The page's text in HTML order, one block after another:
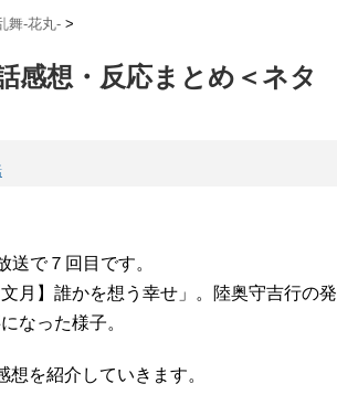
舞-花丸- >
感想・反応まとめ＜ネタ
送で７回目です。
月】誰かを想う幸せ」。陸奥守吉行の発
なった様子。
を紹介していきます。